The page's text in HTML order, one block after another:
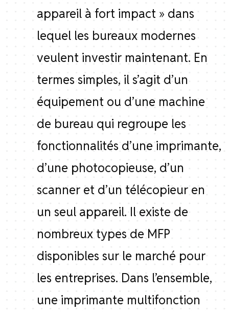
appareil à fort impact » dans
lequel les bureaux modernes
veulent investir maintenant. En
termes simples, il s’agit d’un
équipement ou d’une machine
de bureau qui regroupe les
fonctionnalités d’une imprimante,
d’une photocopieuse, d’un
scanner et d’un télécopieur en
un seul appareil. Il existe de
nombreux types de MFP
disponibles sur le marché pour
les entreprises. Dans l’ensemble,
une imprimante multifonction